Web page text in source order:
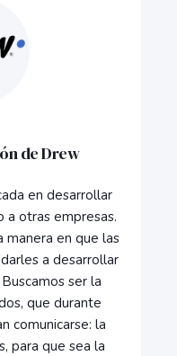
de Drew
en desarrollar
a otras empresas.
manera en que las
a desarrollar
ser la
que durante
comunicarse: la
para que sea la